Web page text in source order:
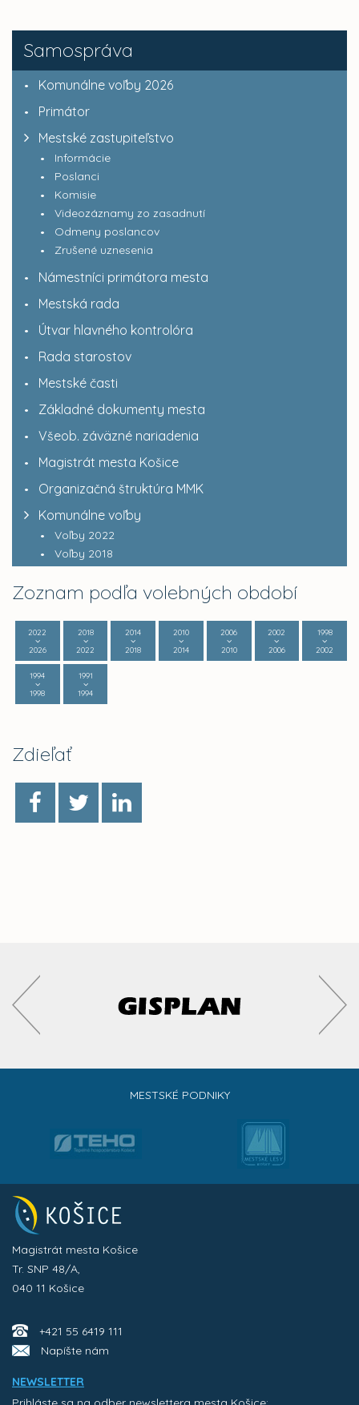
Samospráva
Komunálne voľby 2026
Primátor
Mestské zastupiteľstvo
Informácie
Poslanci
Komisie
Videozáznamy zo zasadnutí
Odmeny poslancov
Zrušené uznesenia
Námestníci primátora mesta
Mestská rada
Útvar hlavného kontrolóra
Rada starostov
Mestské časti
Základné dokumenty mesta
Všeob. záväzné nariadenia
Magistrát mesta Košice
Organizačná štruktúra MMK
Komunálne voľby
Voľby 2022
Voľby 2018
Zoznam podľa volebných období
2022
2026
2018
2022
2014
2018
2010
2014
2006
2010
2002
2006
1998
2002
1994
1998
1991
1994
Zdieľať
MESTSKÉ PODNIKY
Magistrát mesta Košice
Tr. SNP 48/A,
040 11 Košice
+421 55 6419 111
Napíšte nám
NEWSLETTER